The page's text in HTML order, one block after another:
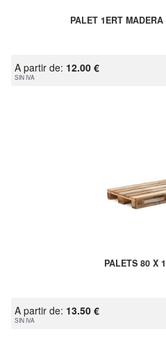
PALET 1ERT
A partir de: 12.00 €
SIN IVA
PALETS 80 X
A partir de: 13.50 €
SIN IVA